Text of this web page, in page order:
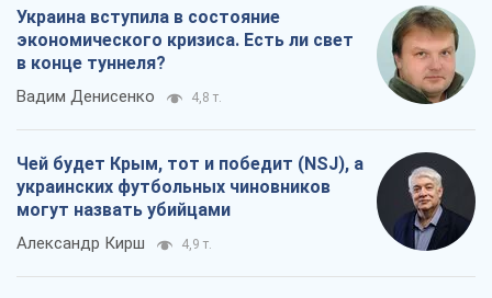
Украина вступила в состояние
экономического кризиса. Есть ли свет
в конце туннеля?
Вадим Денисенко 4,8 т.
Чей будет Крым, тот и победит (NSJ), а
украинских футбольных чиновников
могут назвать убийцами
Александр Кирш 4,9 т.